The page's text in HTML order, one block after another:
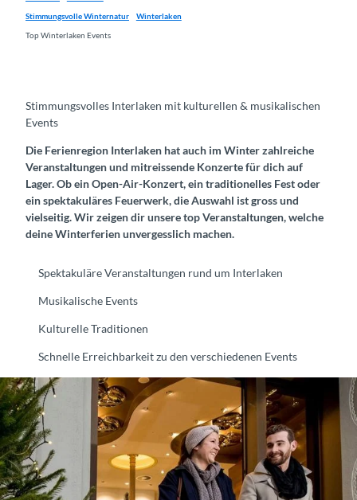
Stimmungsvolle Winternatur
Winterlaken
Top Winterlaken Events
Stimmungsvolles Interlaken mit kulturellen & musikalischen
Events
Die Ferienregion Interlaken hat auch im Winter zahlreiche
Veranstaltungen und mitreissende Konzerte für dich auf
Lager. Ob ein Open-Air-Konzert, ein traditionelles Fest oder
ein spektakuläres Feuerwerk, die Auswahl ist gross und
vielseitig. Wir zeigen dir unsere top Veranstaltungen, welche
deine Winterferien unvergesslich machen.
​​​​​​Spektakuläre Veranstaltungen rund um Interlaken
Musikalische Events
Kulturelle Traditionen
Schnelle Erreichbarkeit zu den verschiedenen Events